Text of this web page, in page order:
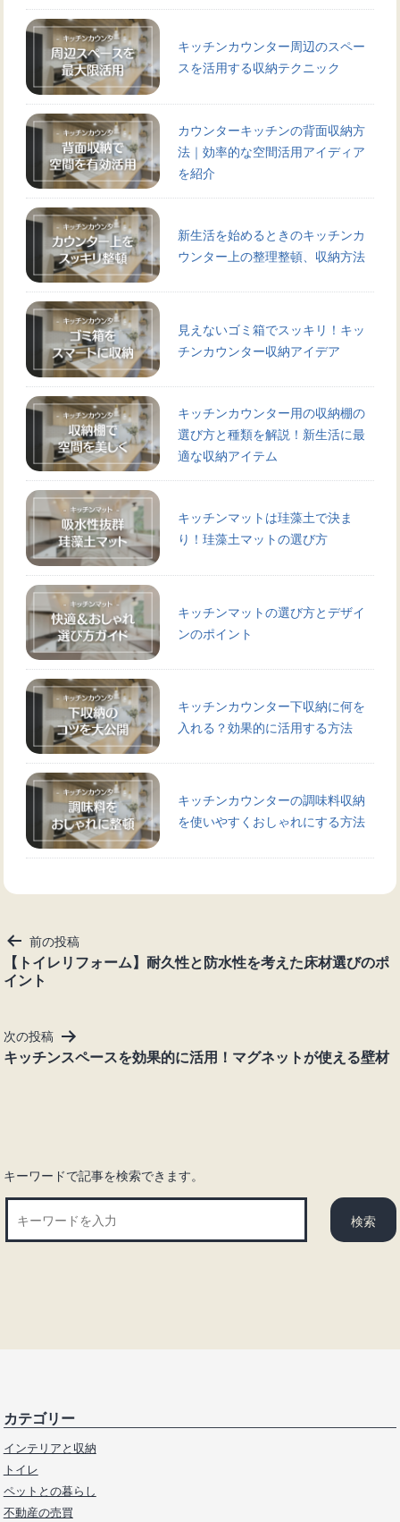
キッチンカウンター周辺のスペー
スを活用する収納テクニック
カウンターキッチンの背面収納方
法｜効率的な空間活用アイディア
を紹介
新生活を始めるときのキッチンカ
ウンター上の整理整頓、収納方法
見えないゴミ箱でスッキリ！キッ
チンカウンター収納アイデア
キッチンカウンター用の収納棚の
選び方と種類を解説！新生活に最
適な収納アイテム
キッチンマットは珪藻土で決ま
り！珪藻土マットの選び方
キッチンマットの選び方とデザイ
ンのポイント
キッチンカウンター下収納に何を
入れる？効果的に活用する方法
キッチンカウンターの調味料収納
を使いやすくおしゃれにする方法
投
稿
ナ
ゲ
ー
シ
前の投稿
【トイレリフォーム】耐久性と防水性を考えた床材選びのポ
イント
次の投稿
キッチンスペースを効果的に活用！マグネットが使える壁材
キーワードで記事を検索できます。
カテゴリー
インテリアと収納
トイレ
ペットとの暮らし
不動産の売買